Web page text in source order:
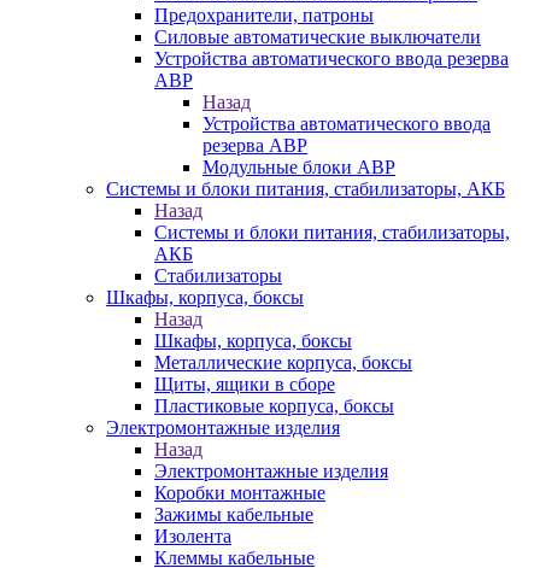
Предохранители, патроны
Силовые автоматические выключатели
Устройства автоматического ввода резерва
АВР
Назад
Устройства автоматического ввода
резерва АВР
Модульные блоки АВР
Системы и блоки питания, стабилизаторы, АКБ
Назад
Системы и блоки питания, стабилизаторы,
АКБ
Стабилизаторы
Шкафы, корпуса, боксы
Назад
Шкафы, корпуса, боксы
Металлические корпуса, боксы
Щиты, ящики в сборе
Пластиковые корпуса, боксы
Электромонтажные изделия
Назад
Электромонтажные изделия
Коробки монтажные
Зажимы кабельные
Изолента
Клеммы кабельные